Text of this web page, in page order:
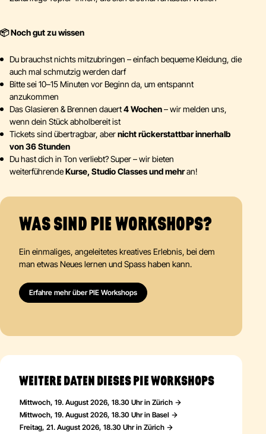
📦 Noch gut zu wissen
Du brauchst nichts mitzubringen – einfach bequeme Kleidung, die
auch mal schmutzig werden darf
Bitte sei 10–15 Minuten vor Beginn da, um entspannt
anzukommen
Das Glasieren & Brennen dauert4 Wochen– wir melden uns,
wenn dein Stück abholbereit ist
Tickets sind übertragbar, abernicht rückerstattbar innerhalb
von 36 Stunden
Du hast dich in Ton verliebt? Super – wir bieten
weiterführendeKurse, Studio Classes und mehran!
WAS SIND PIE WORKSHOPS?
Ein einmaliges, angeleitetes kreatives Erlebnis, bei dem
man etwas Neues lernen und Spass haben kann.
Erfahre mehr über PIE Workshops
WEITERE DATEN DIESES PIE WORKSHOPS
Mittwoch, 19. August 2026, 18.30 Uhr in Zürich
Mittwoch, 19. August 2026, 18.30 Uhr in Basel
Freitag, 21. August 2026, 18.30 Uhr in Zürich